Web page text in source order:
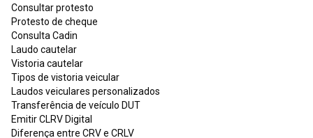
Consultar protesto
Protesto de cheque
Consulta Cadin
Laudo cautelar
Vistoria cautelar
Tipos de vistoria veicular
Laudos veiculares personalizados
Transferência de veículo DUT
Emitir CLRV Digital
Diferença entre CRV e CRLV